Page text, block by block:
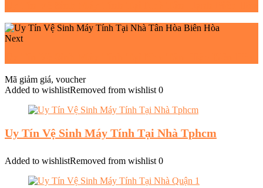
Next
Mã giảm giá, voucher
Added to wishlistRemoved from wishlist 0
Uy Tín Vệ Sinh Máy Tính Tại Nhà Tphcm
Added to wishlistRemoved from wishlist 0